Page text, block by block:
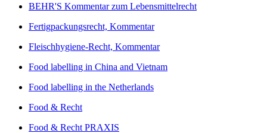
BEHR'S Kommentar zum Lebensmittelrecht
Fertigpackungsrecht, Kommentar
Fleischhygiene-Recht, Kommentar
Food labelling in China and Vietnam
Food labelling in the Netherlands
Food & Recht
Food & Recht PRAXIS